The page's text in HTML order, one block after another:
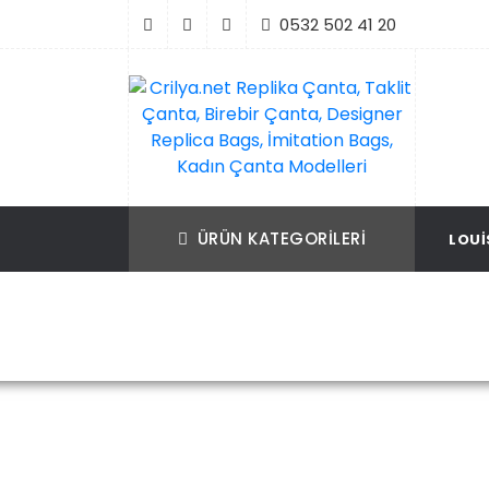
0532 502 41 20
Kadın Çanta Modelleri
ÜRÜN KATEGORILERI